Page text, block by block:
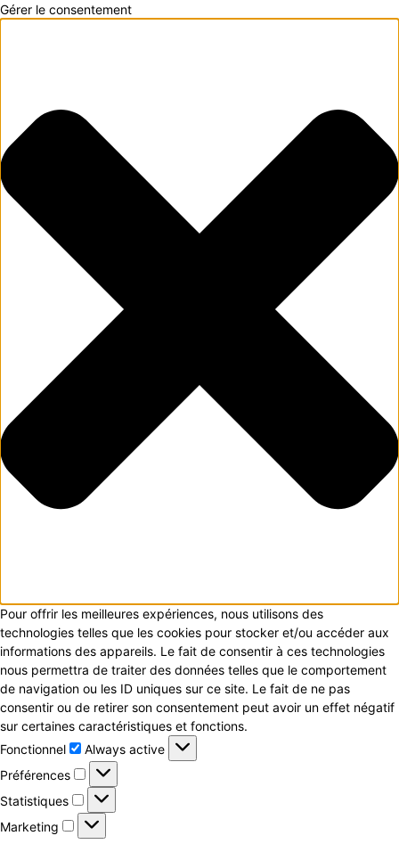
Gérer le consentement
Pour offrir les meilleures expériences, nous utilisons des
technologies telles que les cookies pour stocker et/ou accéder aux
informations des appareils. Le fait de consentir à ces technologies
nous permettra de traiter des données telles que le comportement
de navigation ou les ID uniques sur ce site. Le fait de ne pas
consentir ou de retirer son consentement peut avoir un effet négatif
sur certaines caractéristiques et fonctions.
Fonctionnel
Fonctionnel
Always active
Préférences
Préférences
Statistiques Statistiques
Marketing Marketing